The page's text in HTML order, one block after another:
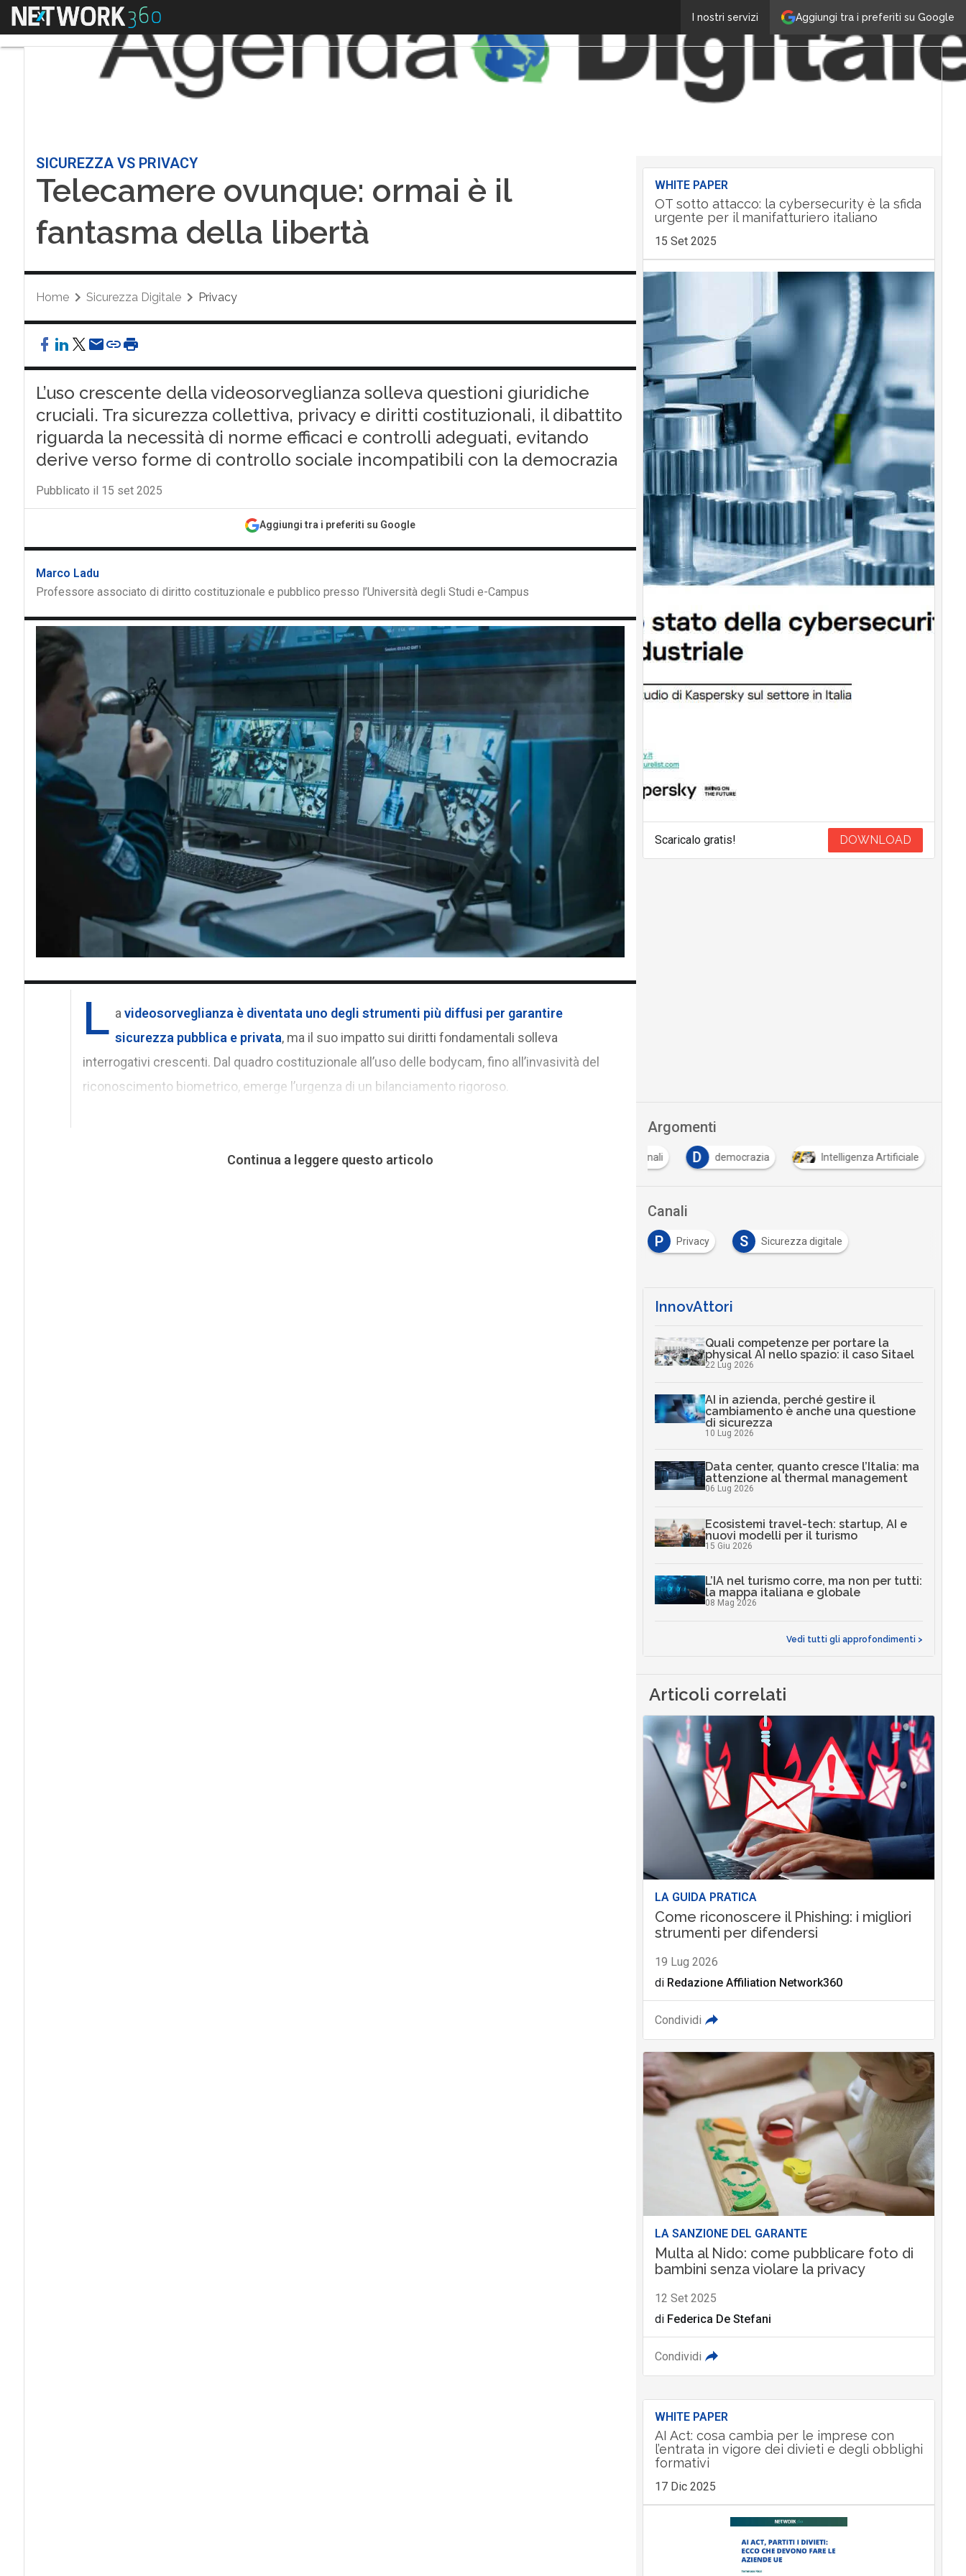
Aggiungi tra i preferiti su Google
I nostri servizi
Menu
SICUREZZA VS PRIVACY
Telecamere ovunque: ormai è il
fantasma della libertà
Home Sicurezza Digitale Privacy
L’uso crescente della videosorveglianza solleva questioni giuridiche
cruciali. Tra sicurezza collettiva, privacy e diritti costituzionali, il dibattito
riguarda la necessità di norme efficaci e controlli adeguati, evitando
derive verso forme di controllo sociale incompatibili con la democrazia
Pubblicato il 15 set 2025
Aggiungi tra i preferiti su Google
Marco Ladu
Professore associato di diritto costituzionale e pubblico presso l’Università degli Studi e-Campus
L a videosorveglianza è diventata uno degli strumenti più diffusi per garantire
sicurezza pubblica e privata, ma il suo impatto sui diritti fondamentali solleva
interrogativi crescenti. Dal quadro costituzionale all’uso delle bodycam, fino all’invasività del
riconoscimento biometrico, emerge l’urgenza di un bilanciamento rigoroso.
Continua a leggere questo articolo
WHITE PAPER
OT sotto attacco: la cybersecurity è la sfida
urgente per il manifatturiero italiano
15 Set 2025
Scaricalo gratis! DOWNLOAD
Argomenti
dati personali D democrazia Intelligenza Artificiale
Canali
P
Privacy S Sicurezza digitale
InnovAttori
Quali competenze per portare la
physical AI nello spazio: il caso Sitael
22 Lug 2026
AI in azienda, perché gestire il
cambiamento è anche una questione
di sicurezza
10 Lug 2026
Data center, quanto cresce l’Italia: ma
attenzione al thermal management
06 Lug 2026
Ecosistemi travel-tech: startup, AI e
nuovi modelli per il turismo
15 Giu 2026
L’IA nel turismo corre, ma non per tutti:
la mappa italiana e globale
08 Mag 2026
Vedi tutti gli approfondimenti >
Articoli correlati
LA GUIDA PRATICA
Come riconoscere il Phishing: i migliori
strumenti per difendersi
19 Lug 2026
di Redazione Affiliation Network360
Condividi
LA SANZIONE DEL GARANTE
Multa al Nido: come pubblicare foto di
bambini senza violare la privacy
12 Set 2025
di Federica De Stefani
Condividi
WHITE PAPER
AI Act: cosa cambia per le imprese con
l’entrata in vigore dei divieti e degli obblighi
formativi
17 Dic 2025